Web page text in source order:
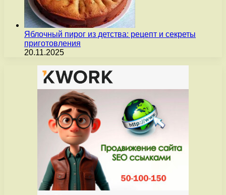
Яблочный пирог из детства: рецепт и секреты
приготовления
20.11.2025